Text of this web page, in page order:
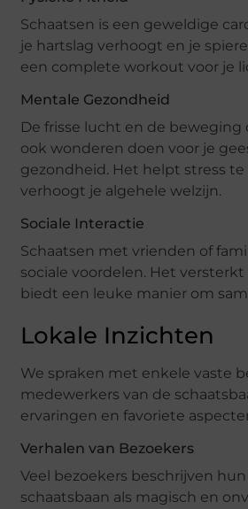
Schaatsen is een geweldige
je hartslag verhoogt en je
een complete workout voor je
Mentale Gezondheid
De frisse lucht en de beweging
ook wonderen doen voor je
gezondheid. Het helpt stress
verhoogt je algehele welzijn.
Sociale Interactie
Schaatsen met vrienden of
sociale voordelen. Het
biedt een leuke manier om
Lokale Inzichten
We spraken met enkele vaste
medewerkers van de
ervaringen en favoriete
Verhalen van Bezoekers
Veel bezoekers beschrijven
schaatsbaan als magisch en